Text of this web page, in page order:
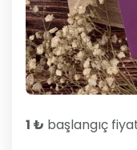
1 ₺ başlangıç